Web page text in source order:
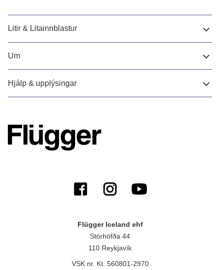
Litir & Litainnblastur
Um
Hjálp & upplýsingar
Flügger Iceland ehf
Stórhöfða 44
110 Reykjavík
VSK nr. Kt. 560801-2970